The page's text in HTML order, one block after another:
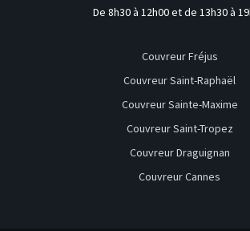
De 8h30 à 12h00 et de 13h30 à
Couvreur Fréjus
Couvreur Saint-Raphaël
Couvreur Sainte-Maxime
Couvreur Saint-Tropez
Couvreur Draguignan
Couvreur Cannes